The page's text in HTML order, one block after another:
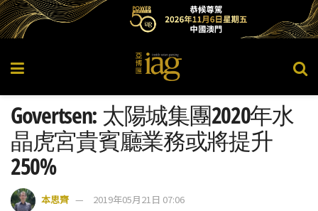
Govertsen: 太陽城集團2020年水
晶虎宮貴賓廳業務或將提升
250%
本思齊 2019年05月21日 07:06